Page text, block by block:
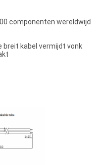
componenten wereldwijd
breit kabel vermijdt vonk